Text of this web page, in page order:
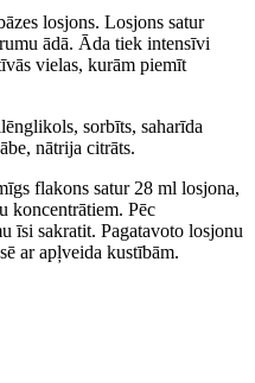
losjons. Losjons satur
ādā. Āda tiek intensīvi
vielas, kurām piemīt
sorbīts, saharīda
nātrija citrāts.
flakons satur 28 ml losjona,
koncentrātiem. Pēc
īsi sakratit. Pagatavoto losjonu
ar apļveida kustībām.